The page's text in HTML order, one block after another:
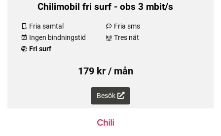
Chilimobil fri surf - obs 3 mbit/s
Fria samtal
Fria sms
Ingen bindningstid
Tres nät
Fri surf
179 kr / mån
Besök